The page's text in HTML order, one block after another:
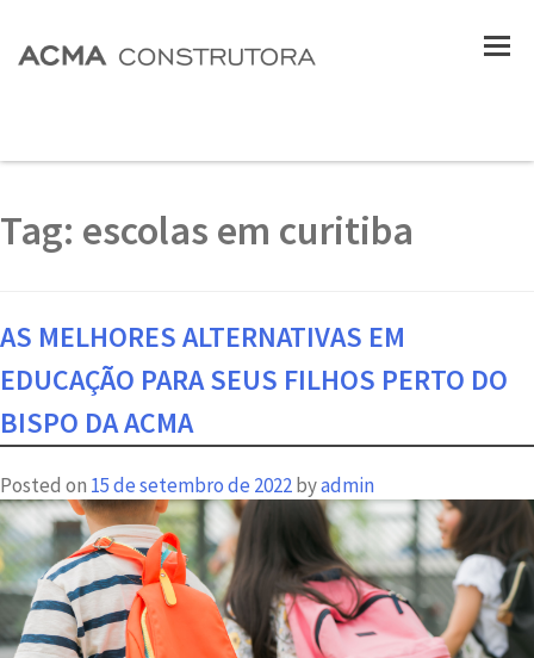
Tag: escolas em curitiba
AS MELHORES ALTERNATIVAS EM
EDUCAÇÃO PARA SEUS FILHOS PERTO DO
BISPO DA ACMA
Posted on 15 de setembro de 2022byadmin